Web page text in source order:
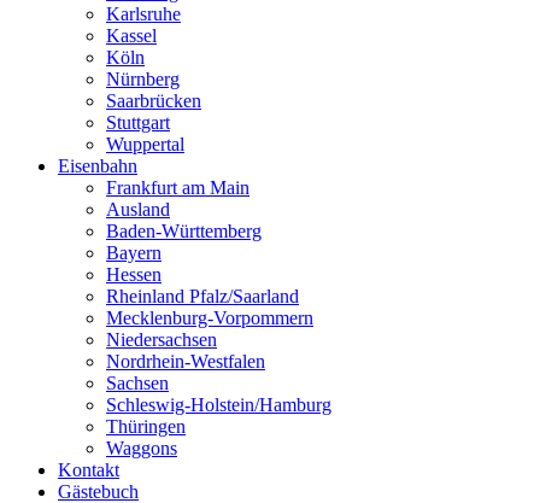
Karlsruhe
Kassel
Köln
Nürnberg
Saarbrücken
Stuttgart
Wuppertal
Eisenbahn
Frankfurt am Main
Ausland
Baden-Württemberg
Bayern
Hessen
Rheinland Pfalz/Saarland
Mecklenburg-Vorpommern
Niedersachsen
Nordrhein-Westfalen
Sachsen
Schleswig-Holstein/Hamburg
Thüringen
Waggons
Kontakt
Gästebuch